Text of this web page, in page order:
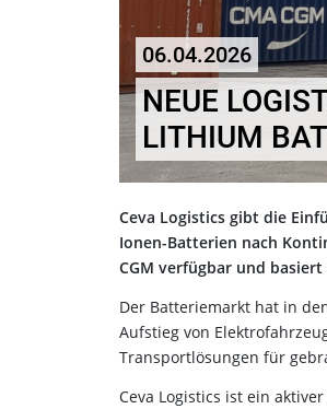
06.04.2026
NEUE
LITHIUM
Ceva Logistics gibt die
Ionen-Batterien nach
CGM verfügbar und
Der Batteriemarkt hat in
Aufstieg von
Transportlösungen für
Ceva Logistics ist ein